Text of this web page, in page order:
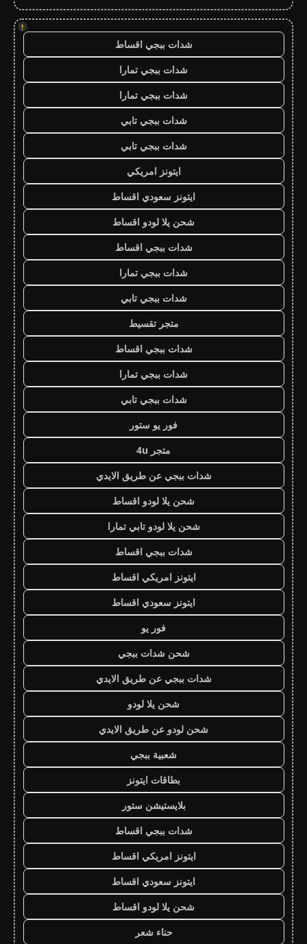
!
شدات ببجي اقساط
شدات ببجي تمارا
شدات ببجي تمارا
شدات ببجي تابي
شدات ببجي تابي
ايتونز امريكي
ايتونز سعودي اقساط
شحن يلا لودو اقساط
شدات ببجي اقساط
شدات ببجي تمارا
شدات ببجي تابي
متجر تقسيط
شدات ببجي اقساط
شدات ببجي تمارا
شدات ببجي تابي
فور يو ستور
متجر 4u
شدات ببجي عن طريق الايدي
شحن يلا لودو اقساط
شحن يلا لودو تابي تمارا
شدات ببجي اقساط
ايتونز امريكي اقساط
ايتونز سعودي اقساط
فور يو
شحن شدات ببجي
شدات ببجي عن طريق الايدي
شحن يلا لودو
شحن لودو عن طريق الايدي
شعبية ببجي
بطاقات ايتونز
بلايستيشن ستور
شدات ببجي اقساط
ايتونز امريكي اقساط
ايتونز سعودي اقساط
شحن يلا لودو اقساط
حناء شعر